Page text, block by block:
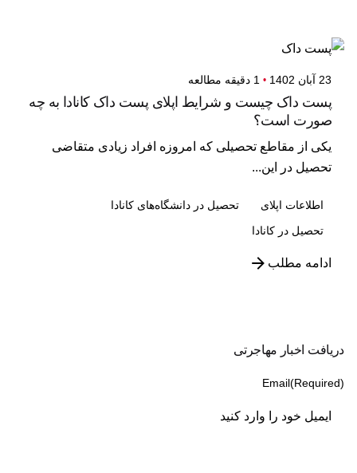
23 آبان 1402 1 دقیقه مطالعه
پست داک چیست و شرایط اپلای پست داک کانادا به چه
صورت است؟
یکی از مقاطع تحصیلی که امروزه افراد زیادی متقاضی
تحصیل در این...
اطلاعات اپلای
تحصیل در دانشگاه‌های کانادا
تحصیل در کانادا
ادامه مطلب
دریافت اخبار مهاجرتی
Email(Required)